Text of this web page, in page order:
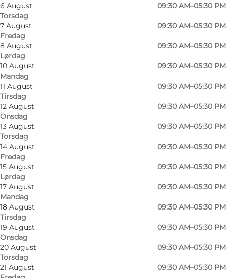
6 August
Torsdag
09:30 AM–05:30 PM
7 August
Fredag
09:30 AM–05:30 PM
8 August
Lørdag
09:30 AM–05:30 PM
10 August
Mandag
09:30 AM–05:30 PM
11 August
Tirsdag
09:30 AM–05:30 PM
12 August
Onsdag
09:30 AM–05:30 PM
13 August
Torsdag
09:30 AM–05:30 PM
14 August
Fredag
09:30 AM–05:30 PM
15 August
Lørdag
09:30 AM–05:30 PM
17 August
Mandag
09:30 AM–05:30 PM
18 August
Tirsdag
09:30 AM–05:30 PM
19 August
Onsdag
09:30 AM–05:30 PM
20 August
Torsdag
09:30 AM–05:30 PM
21 August
09:30 AM–05:30 PM
Bilde